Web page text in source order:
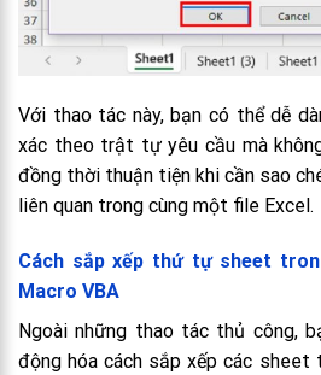
Với thao tác này, bạn có thể dễ
xác theo trật tự yêu cầu mà
đồng thời thuận tiện khi cần sao
liên quan trong cùng một file Excel.
Cách sắp xếp thứ tự sheet
Macro VBA
Ngoài những thao tác thủ công,
động hóa cách sắp xếp các